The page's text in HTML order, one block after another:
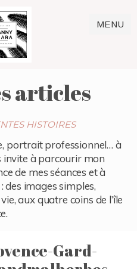
MENU
articles
HISTOIRES
portrait professionnel… à
invite à parcourir mon
de mes séances et à
images simples,
aux quatre coins de l’île
Gard-